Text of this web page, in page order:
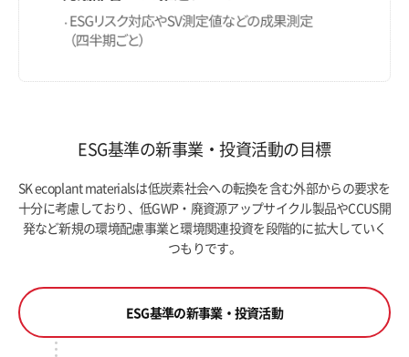
ESG基準の新事業・投資活動の目標
SK ecoplant materialsは低炭素社会への転換を含む外部からの要求を
十分に考慮しており、低GWP・廃資源アップサイクル製品やCCUS開
発など新規の環境配慮事業と環境関連投資を段階的に拡大していく
つもりです。
ESG基準の新事業・投資活動